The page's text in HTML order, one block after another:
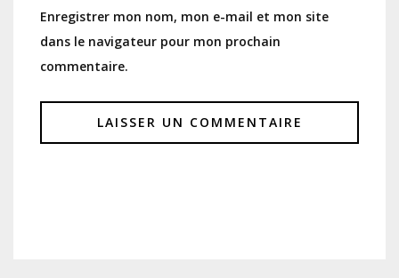
Enregistrer mon nom, mon e-mail et mon site
dans le navigateur pour mon prochain
commentaire.